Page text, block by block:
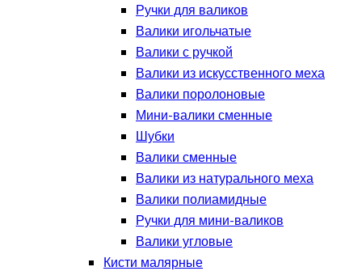
Ручки для валиков
Валики игольчатые
Валики с ручкой
Валики из искусственного меха
Валики поролоновые
Мини-валики сменные
Шубки
Валики сменные
Валики из натурального меха
Валики полиамидные
Ручки для мини-валиков
Валики угловые
Кисти малярные